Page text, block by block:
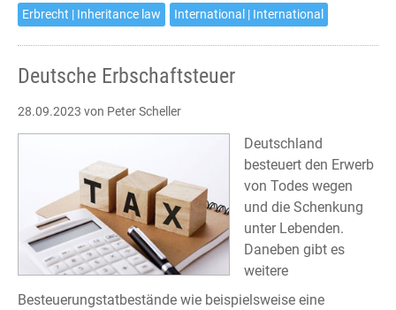
Erbrecht | Inheritance law
International | International
Deutsche Erbschaftsteuer
28.09.2023 von Peter Scheller
Deutschland
besteuert den Erwerb
von Todes wegen
und die Schenkung
unter Lebenden.
Daneben gibt es
weitere
Besteuerungstatbestände wie beispielsweise eine